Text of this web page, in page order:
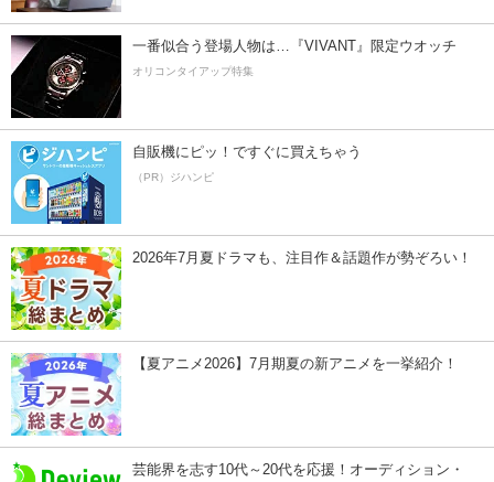
一番似合う登場人物は…『VIVANT』限定ウオッチ
オリコンタイアップ特集
自販機にピッ！ですぐに買えちゃう
（PR）ジハンピ
2026年7月夏ドラマも、注目作＆話題作が勢ぞろい！
【夏アニメ2026】7月期夏の新アニメを一挙紹介！
芸能界を志す10代～20代を応援！オーディション・